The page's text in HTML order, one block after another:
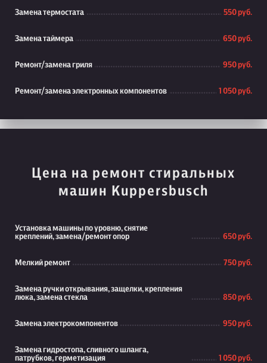
Замена термостата 550 руб.
Замена таймера 650 руб.
Ремонт/замена гриля 950 руб.
Ремонт/замена электронных компонентов 1 050 руб.
Цена на ремонт стиральных
машин Kuppersbusch
Установка машины по уровню, снятие
креплений, замена/ремонт опор
650 руб.
Мелкий ремонт 750 руб.
Замена ручки открывания, защелки, крепления
люка, замена стекла
850 руб.
Замена электрокомпонентов 950 руб.
Замена гидростопа, сливного шланга,
патрубков, герметизация
1 050 руб.